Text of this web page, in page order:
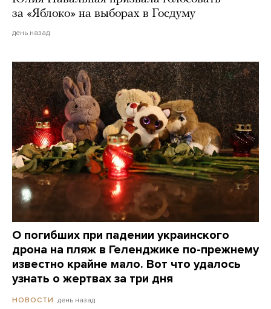
за «Яблоко» на выборах в Госдуму
день назад
О погибших при падении украинского
дрона на пляж в Геленджике по-прежнему
известно крайне мало. Вот что удалось
узнать о жертвах за три дня
НОВОСТИ день назад